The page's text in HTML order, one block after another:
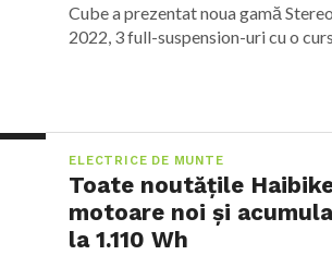
Cube a prezentat noua gamă
2022, 3 full-suspension-uri cu o
ELECTRICE DE MUNTE
Toate noutățile
motoare noi și
la 1.110 Wh